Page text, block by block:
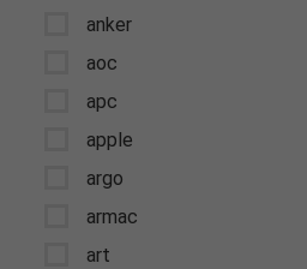
anker
aoc
apc
apple
argo
armac
art